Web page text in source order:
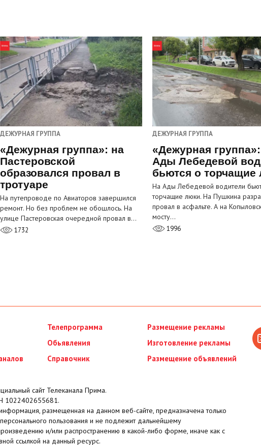
ДЕЖУРНАЯ ГРУППА
«Дежурная группа»: на
Пастеровской
образовался провал в
тротуаре
На путепроводе по Авиаторов завершился
ремонт. Но без проблем не обошлось. На
улице Пастеровская очередной провал в…
1732
ДЕЖУРНАЯ ГРУППА
«Дежурная
Ады Лебедевой
бьются о торчащие
На Ады Лебедевой водители
торчащие люки. На Пушкина
провал в асфальте. А на
мосту…
1996
Телепрограмма
Обьявления
Справочник
Размещение рекламы
Изготовление рекламы
Размещение объявлений
сайт Телеканала Прима.
1022402655681.
размещенная на данном веб-сайте, предназначена только
пользования и не подлежит дальнейшему
и/или распространению в какой-либо форме, иначе как с
ссылкой на данный ресурс.